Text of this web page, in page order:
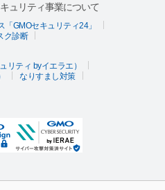
ュリティ事業について
GMOセキュリティ24」
ク診断
リティ byイエラエ）
なりすまし対策